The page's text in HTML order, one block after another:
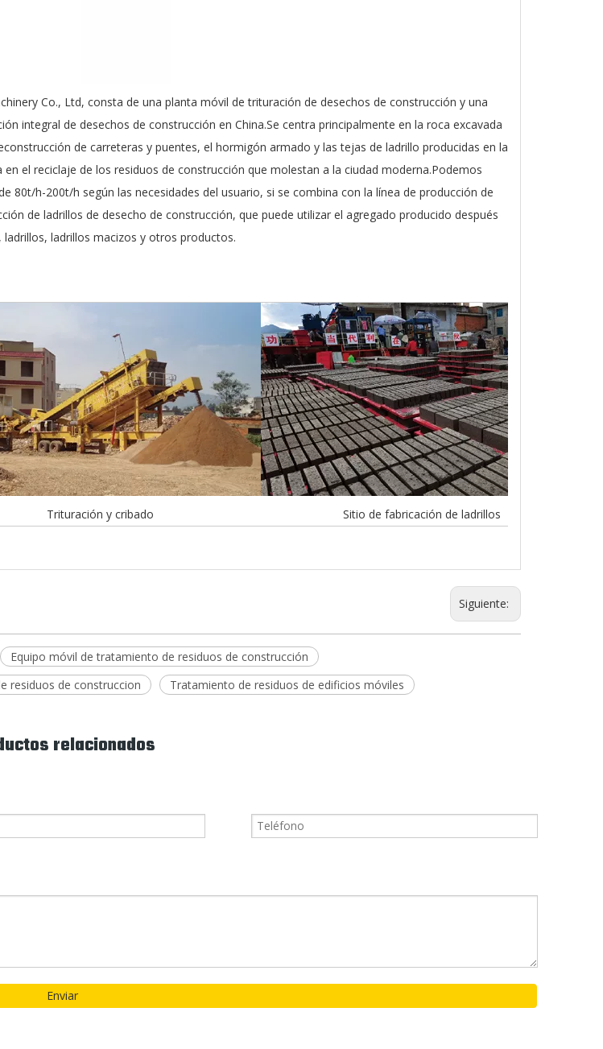
Co., Ltd, consta de una planta móvil de trituración de desechos de construcción y una
integral de desechos de construcción en China.Se centra principalmente en la roca excavada
de carreteras y puentes, el hormigón armado y las tejas de ladrillo producidas en la
el reciclaje de los residuos de construcción que molestan a la ciudad moderna.Podemos
h-200t/h según las necesidades del usuario, si se combina con la línea de producción de
de ladrillos de desecho de construcción, que puede utilizar el agregado producido después
ladrillos macizos y otros productos.
Trituración y cribado Sitio de fabricación de ladrillos
Siguiente:
Equipo móvil de tratamiento de residuos de construcción
residuos de construccion Tratamiento de residuos de edificios móviles
relacionados
Enviar